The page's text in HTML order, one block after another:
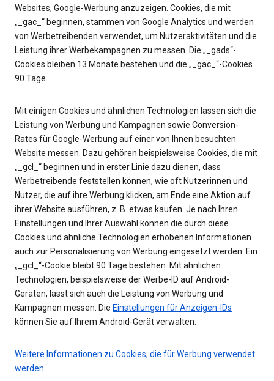
Websites, Google-Werbung anzuzeigen. Cookies, die mit
„_gac_“ beginnen, stammen von Google Analytics und werden
von Werbetreibenden verwendet, um Nutzeraktivitäten und die
Leistung ihrer Werbekampagnen zu messen. Die „_gads“-
Cookies bleiben 13 Monate bestehen und die „_gac_“-Cookies
90 Tage.
Mit einigen Cookies und ähnlichen Technologien lassen sich die
Leistung von Werbung und Kampagnen sowie Conversion-
Rates für Google-Werbung auf einer von Ihnen besuchten
Website messen. Dazu gehören beispielsweise Cookies, die mit
„_gcl_“ beginnen und in erster Linie dazu dienen, dass
Werbetreibende feststellen können, wie oft Nutzerinnen und
Nutzer, die auf ihre Werbung klicken, am Ende eine Aktion auf
ihrer Website ausführen, z. B. etwas kaufen. Je nach Ihren
Einstellungen und Ihrer Auswahl können die durch diese
Cookies und ähnliche Technologien erhobenen Informationen
auch zur Personalisierung von Werbung eingesetzt werden. Ein
„_gcl_“-Cookie bleibt 90 Tage bestehen. Mit ähnlichen
Technologien, beispielsweise der Werbe-ID auf Android-
Geräten, lässt sich auch die Leistung von Werbung und
Kampagnen messen. Die Einstellungen für Anzeigen-IDs
können Sie auf Ihrem Android-Gerät verwalten.
Weitere Informationen zu Cookies, die für Werbung verwendet
werden